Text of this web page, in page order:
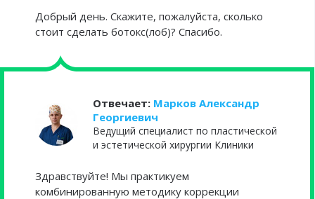
Добрый день. Скажите, пожалуйста, сколько
стоит сделать ботокс(лоб)? Спасибо.
Отвечает: Марков Александр
Георгиевич
Ведущий специалист по пластической
и эстетической хирургии Клиники
Здравствуйте! Мы практикуем
комбинированную методику коррекции